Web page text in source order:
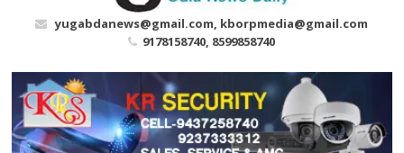
yugabdanews@gmail.com, kborpmedia@gmail.com
9178158740, 8599858740